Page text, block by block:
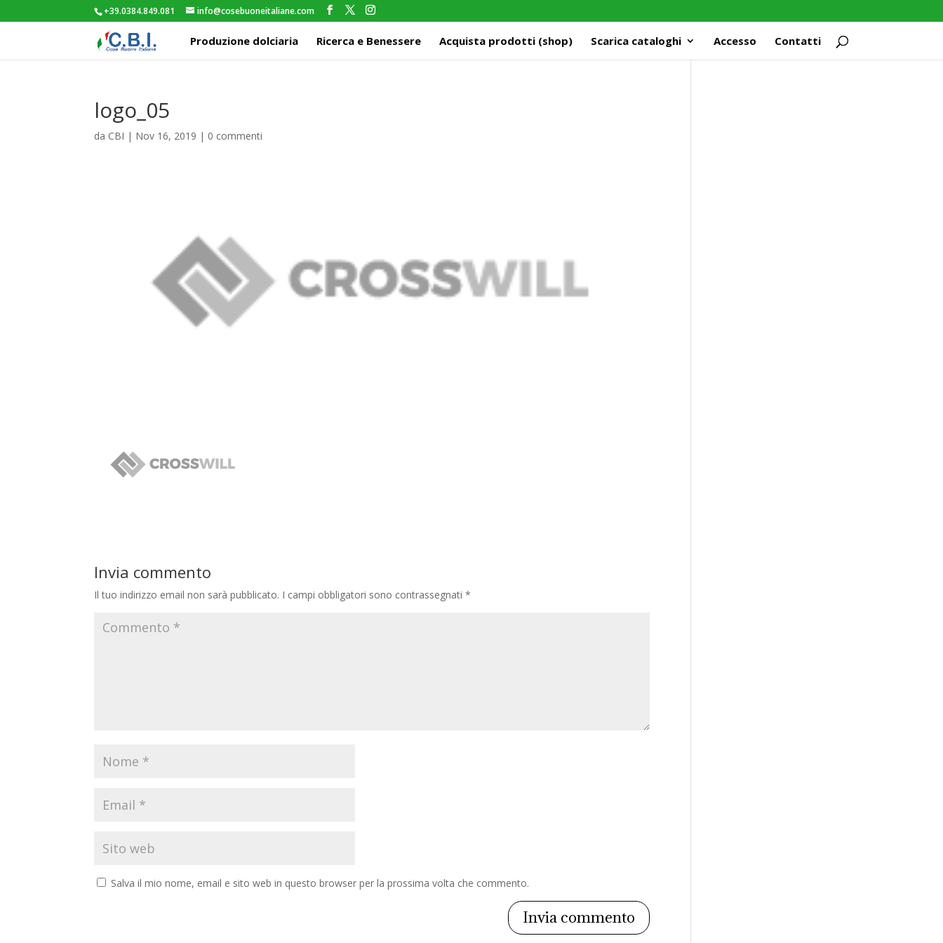
+39.0384.849.081 info@cosebuoneitaliane.com
Produzione dolciaria Ricerca e Benessere Acquista prodotti (shop) Scarica cataloghi Accesso Contatti
logo_05
da CBI | Nov 16, 2019 | 0 commenti
Invia commento
Il tuo indirizzo email non sarà pubblicato. I campi obbligatori sono contrassegnati*
Salva il mio nome, email e sito web in questo browser per la prossima volta che commento.